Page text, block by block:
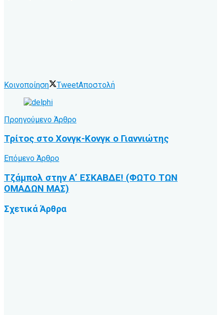
Κοινοποίηση TweetΑποστολή
Προηγούμενο Άρθρο
Τρίτος στο Χονγκ-Κονγκ ο Γιαννιώτης
Επόμενο Άρθρο
Τζάμπολ στην Α’ ΕΣΚΑΒΔΕ! (ΦΩΤΟ ΤΩΝ
ΟΜΑΔΩΝ ΜΑΣ)
ΣχετικάΆρθρα